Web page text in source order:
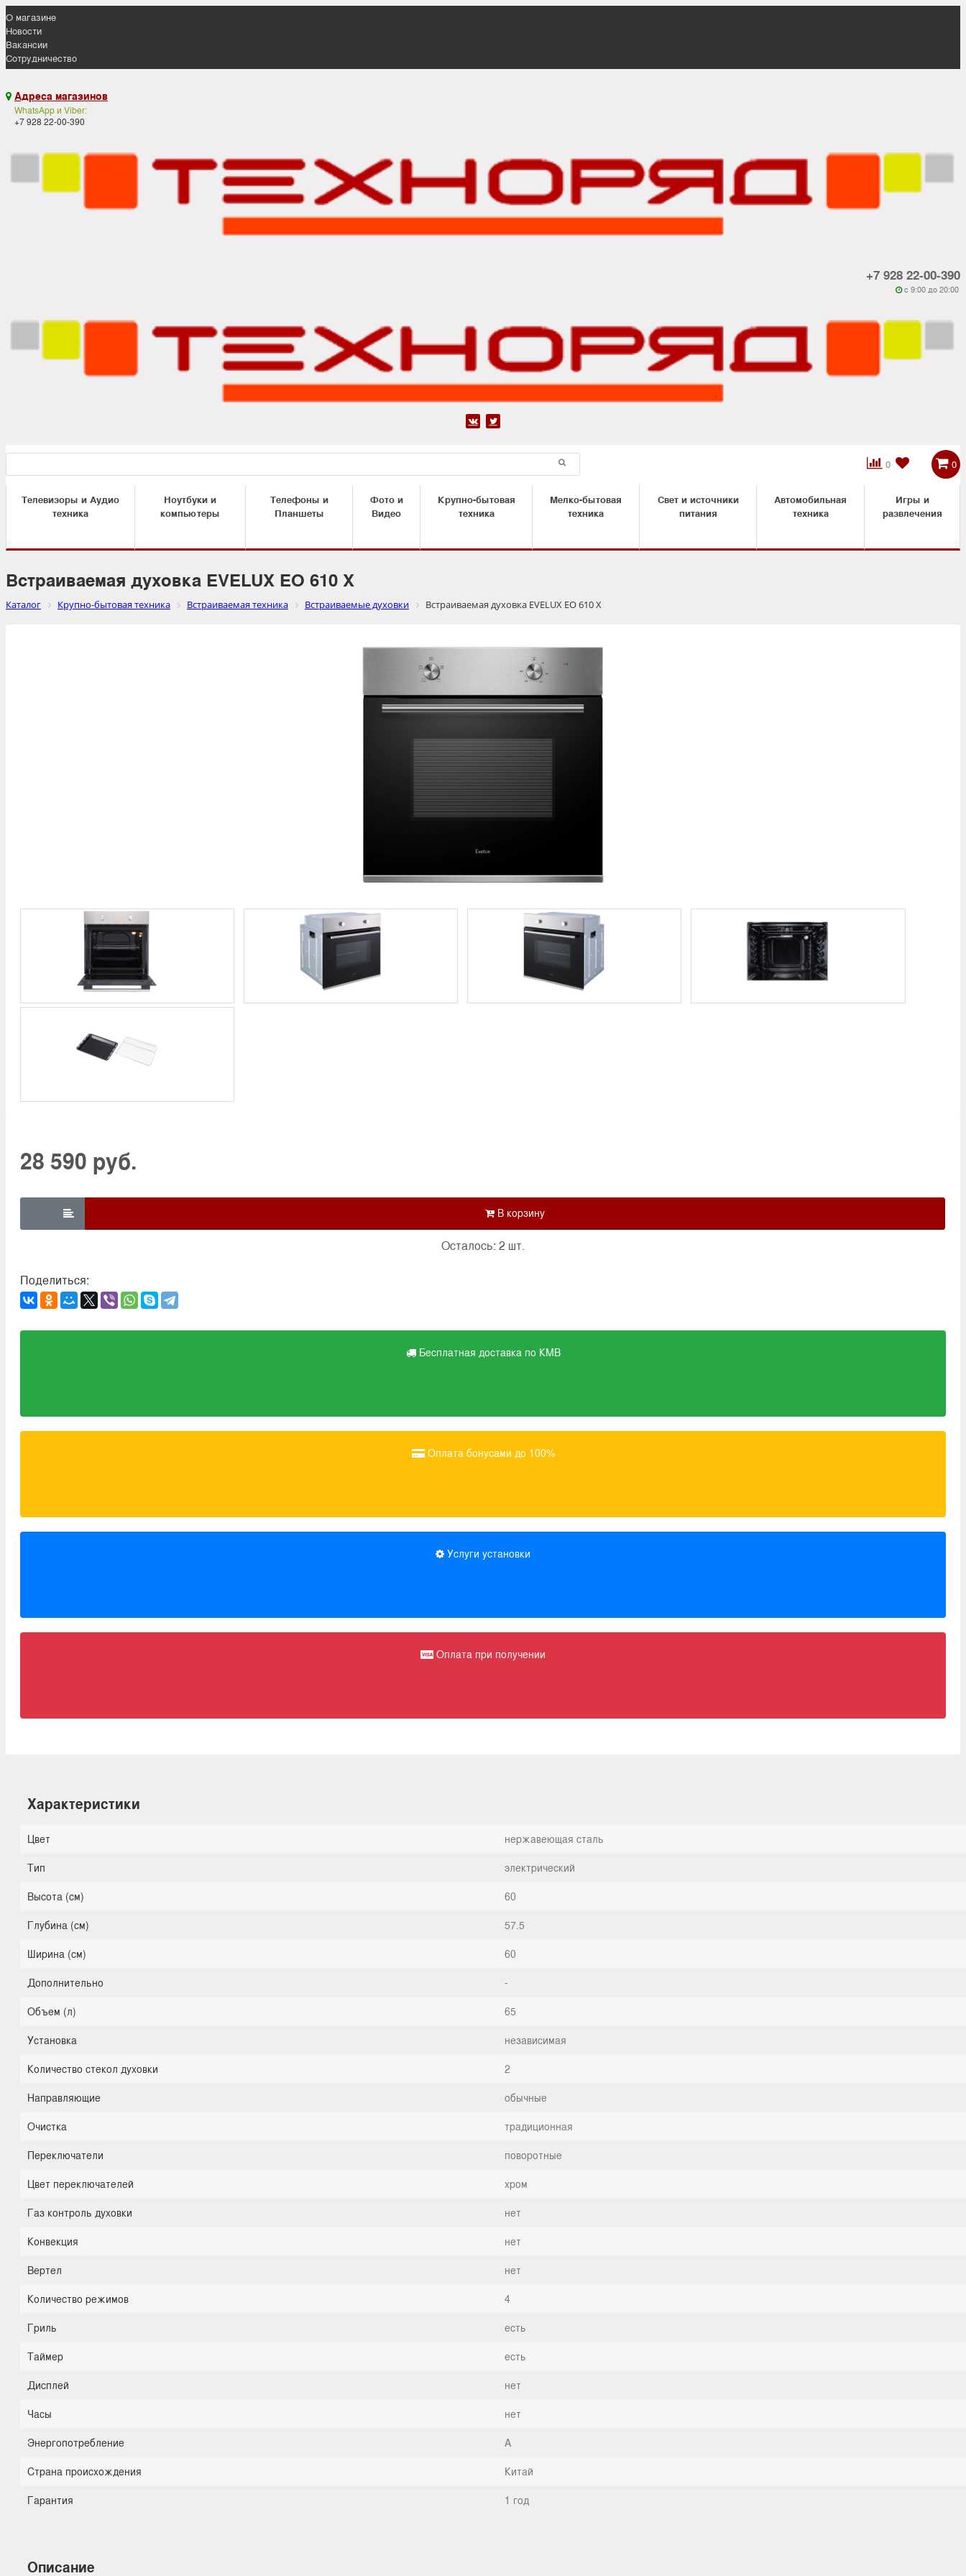
О магазине
Новости
Вакансии
Сотрудничество
 Адреса магазинов
WhatsApp и Viber:
+7 928 22-00-390
+7 928 22-00-390
 c 9:00 до 20:00
 
0

 0
Телевизоры и Аудио
техника
Ноутбуки и
компьютеры
Телефоны и
Планшеты
Фото и
Видео
Крупно-бытовая
техника
Мелко-бытовая
техника
Свет и источники
питания
Автомобильная
техника
Игры и
развлечения
Встраиваемая духовка EVELUX EO 610 X
Каталог Крупно-бытовая техника Встраиваемая техника Встраиваемые духовки Встраиваемая духовка EVELUX EO 610 X
28 590 руб.

Осталось: 2 шт.
Поделиться:
Бесплатная доставка по КМВ
Оплата бонусами до 100%
Услуги установки
Оплата при получении
Характеристики
Цвет
нержавеющая сталь
Тип
электрический
Высота (см)
60
Глубина (см)
57.5
Ширина (см)
60
Дополнительно
-
Объем (л)
65
Установка
независимая
Количество стекол духовки
2
Направляющие
обычные
Очистка
традиционная
Переключатели
поворотные
Цвет переключателей
хром
Газ контроль духовки
нет
Конвекция
нет
Вертел
нет
Количество режимов
4
Гриль
есть
Таймер
есть
Дисплей
нет
Часы
нет
Энергопотребление
A
Страна происхождения
Китай
Гарантия
1 год
Описание